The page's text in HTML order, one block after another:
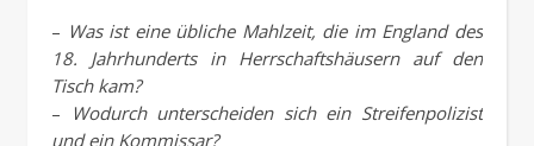
– Was ist eine übliche Mahlzeit, die im England des
18. Jahrhunderts in Herrschaftshäusern auf den
Tisch kam?
–
Wodurch unterscheiden sich ein Streifenpolizist
und ein Kommissar?